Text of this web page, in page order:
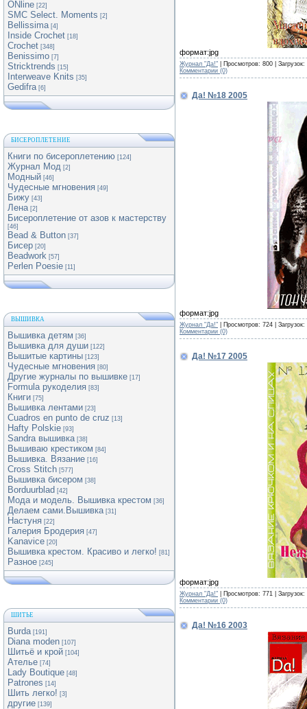
ONline [22]
SMC Select. Moments [2]
Bellissima [4]
Inside Crochet [18]
Crochet [348]
Benissimo [7]
Stricktrends [15]
Interweave Knits [35]
Gedifra [6]
БИСЕРОПЛЕТЕНИЕ
Книги по бисероплетению [124]
Журнал Мод [2]
Модный [46]
Чудесные мгновения [49]
Бижу [43]
Лена [2]
Бисероплетение от азов к мастерству
[46]
Bead & Button [37]
Бисер [20]
Beadwork [57]
Perlen Poesie [11]
ВЫШИВКА
Вышивка детям [36]
Вышивка для души [122]
Вышитые картины [123]
Чудесные мгновения [80]
Другие журналы по вышивке [17]
Formula рукоделия [83]
Книги [75]
Вышивка лентами [23]
Cuadros en punto de cruz [13]
Hafty Polskie [93]
Sandra вышивка [38]
Вышиваю крестиком [84]
Вышивка. Вязание [16]
Cross Stitch [577]
Вышивка бисером [38]
Borduurblad [42]
Мода и модель. Вышивка крестом [36]
Делаем сами.Вышивка [31]
Настуня [22]
Галерия Бродерия [47]
Kanavice [20]
Вышивка крестом. Красиво и легко! [81]
Разное [245]
ШИТЬЕ
Burda [191]
Diana moden [107]
Шитьё и крой [104]
Ателье [74]
Lady Boutique [48]
Patrones [14]
Шить легко! [3]
другие [139]
формат:jpg
Журнал "Да!" | Просмотров: 800 |
Комментарии (0)
Да! №18 2005
формат:jpg
Журнал "Да!" | Просмотров: 724 |
Комментарии (0)
Да! №17 2005
формат:jpg
Журнал "Да!" | Просмотров: 771 |
Комментарии (0)
Да! №16 2003